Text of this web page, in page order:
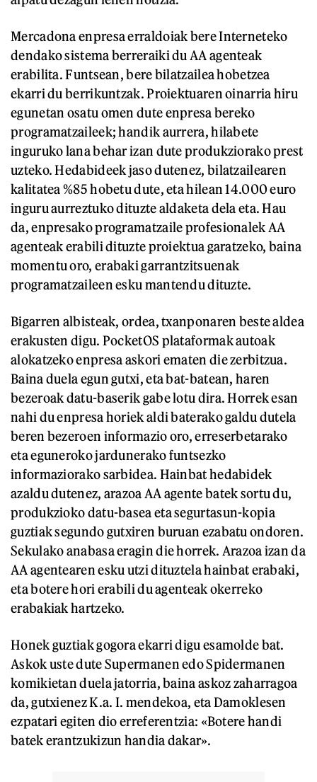
Mercadona enpresa erraldoiak bere Interneteko
dendako sistema berreraiki du AA agenteak
erabilita. Funtsean, bere bilatzailea hobetzea
ekarri du berrikuntzak. Proiektuaren oinarria hiru
egunetan osatu omen dute enpresa bereko
programatzaileek; handik aurrera, hilabete
inguruko lana behar izan dute produkziorako prest
uzteko. Hedabideek jaso dutenez, bilatzailearen
kalitatea %85 hobetu dute, eta hilean 14.000 euro
inguru aurreztuko dituzte aldaketa dela eta. Hau
da, enpresako programatzaile profesionalek AA
agenteak erabili dituzte proiektua garatzeko, baina
momentu oro, erabaki garrantzitsuenak
programatzaileen esku mantendu dituzte.
Bigarren albisteak, ordea, txanponaren beste aldea
erakusten digu. PocketOS plataformak autoak
alokatzeko enpresa askori ematen die zerbitzua.
Baina duela egun gutxi, eta bat-batean, haren
bezeroak datu-baserik gabe lotu dira. Horrek esan
nahi du enpresa horiek aldi baterako galdu dutela
beren bezeroen informazio oro, erreserbetarako
eta eguneroko jardunerako funtsezko
informaziorako sarbidea. Hainbat hedabidek
azaldu dutenez, arazoa AA agente batek sortu du,
produkzioko datu-basea eta segurtasun-kopia
guztiak segundo gutxiren buruan ezabatu ondoren.
Sekulako anabasa eragin die horrek. Arazoa izan da
AA agentearen esku utzi dituztela hainbat erabaki,
eta botere hori erabili du agenteak okerreko
erabakiak hartzeko.
Honek guztiak gogora ekarri digu esamolde bat.
Askok uste dute Supermanen edo Spidermanen
komikietan duela jatorria, baina askoz zaharragoa
da, gutxienez K.a. I. mendekoa, eta Damoklesen
ezpatari egiten dio erreferentzia: «Botere handi
batek erantzukizun handia dakar».